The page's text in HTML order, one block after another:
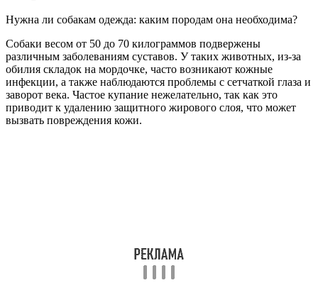
Нужна ли собакам одежда: каким породам она необходима?
Собаки весом от 50 до 70 килограммов подвержены
различным заболеваниям суставов. У таких животных, из-за
обилия складок на мордочке, часто возникают кожные
инфекции, а также наблюдаются проблемы с сетчаткой глаза и
заворот века. Частое купание нежелательно, так как это
приводит к удалению защитного жирового слоя, что может
вызвать повреждения кожи.